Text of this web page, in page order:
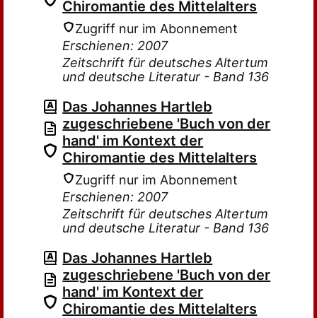
Chiromantie des Mittelalters
Zugriff nur im Abonnement
Erschienen: 2007
Zeitschrift für deutsches Altertum
und deutsche Literatur - Band 136
Das Johannes Hartleb
zugeschriebene 'Buch von der
hand' im Kontext der
Chiromantie des Mittelalters
Zugriff nur im Abonnement
Erschienen: 2007
Zeitschrift für deutsches Altertum
und deutsche Literatur - Band 136
Das Johannes Hartleb
zugeschriebene 'Buch von der
hand' im Kontext der
Chiromantie des Mittelalters